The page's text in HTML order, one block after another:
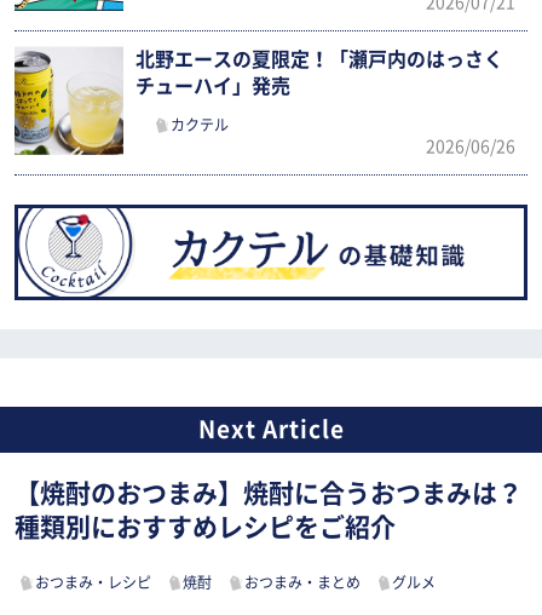
北野エースの夏限定！「瀬戸内のはっさく
チューハイ」発売
カクテル
2026/06/26
【焼酎のおつまみ】焼酎に合うおつまみは？
種類別におすすめレシピをご紹介
おつまみ・レシピ 焼酎 おつまみ・まとめ グルメ